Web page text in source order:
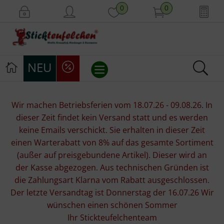
0 0
NEU
Stickpackungen
Stickgarne
Stoffe
Mill Hill Beads
Wir machen Betriebsferien vom 18.07.26 - 09.08.26. In
dieser Zeit findet kein Versand statt und es werden
keine Emails verschickt. Sie erhalten in dieser Zeit
einen Warterabatt von 8% auf das gesamte Sortiment
(außer auf preisgebundene Artikel). Dieser wird an
der Kasse abgezogen. Aus technischen Gründen ist
die Zahlungsart Klarna vom Rabatt ausgeschlossen.
Der letzte Versandtag ist Donnerstag der 16.07.26 Wir
wünschen einen schönen Sommer
Ihr Stickteufelchenteam